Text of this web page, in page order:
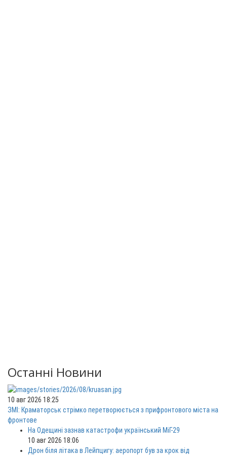
Останні Новини
10 авг 2026 18:25
ЗМІ: Краматорськ стрімко перетворюється з прифронтового міста на
фронтове
На Одещині зазнав катастрофи український МіГ-29
10 авг 2026 18:06
Дрон біля літака в Лейпцигу: аеропорт був за крок від